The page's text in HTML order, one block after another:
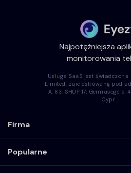
Najpotężniejsza
monitorowania
Usługa SaaS jest świadczona
Limited, zarejestrowaną pod
A, 83, SHOP 17, Germasogeia,
Cypr.
Firma
Popularne